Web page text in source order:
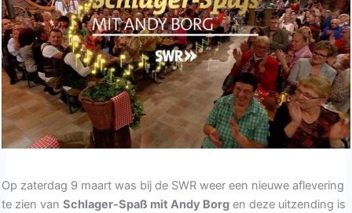
Op zaterdag 9 maart was bij de SWR weer een nieuwe aflevering
te zien vanSchlager-Spaß mit Andy Borg en deze uitzending is